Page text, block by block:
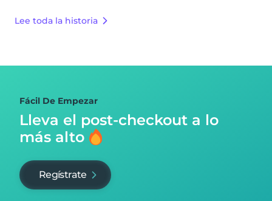
Lee toda la historia
Fácil De Empezar
Lleva el post-checkout a lo
más alto
Regístrate